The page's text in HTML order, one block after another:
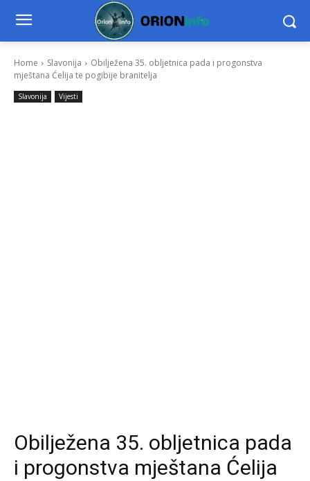
Home Slavonija
Obilježena 35. obljetnica pada i progonstva
mještana Ćelija te pogibije branitelja
Slavonija Vijesti
Obilježena 35. obljetnica pada
i progonstva mještana Ćelija